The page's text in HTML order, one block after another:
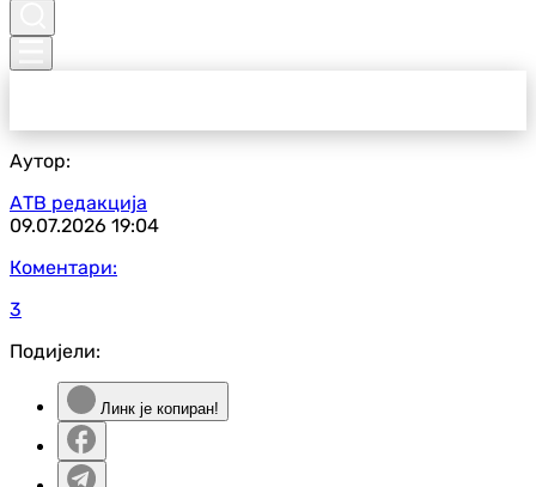
Аутор:
АТВ редакција
09.07.2026 19:04
Коментари:
3
Подијели:
Линк је копиран!